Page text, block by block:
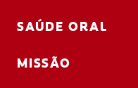
SAÚDE ORAL
MISSÃO